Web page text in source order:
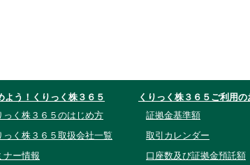
よう！くりっく株３６５
っく株３６５のはじめ方
っく株３６５取扱会社一覧
ナー情報
くりっく株３６５ご利用
証拠金基準額
取引カレンダー
口座数及び証拠金預託額